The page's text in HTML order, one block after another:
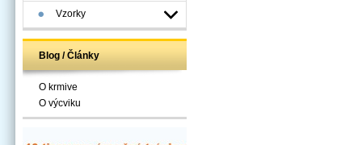
Vzorky
Blog / Články
O krmive
O výcviku